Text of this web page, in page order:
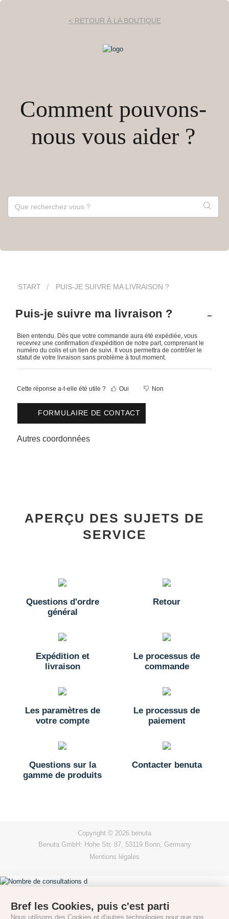
< RETOUR À LA BOUTIQUE
Comment pouvons-
nous vous aider ?
START PUIS-JE SUIVRE MA LIVRAISON ?
Puis-je suivre ma livraison ?
Bien entendu. Dès que votre commande aura été expédiée, vous
recevrez une confirmation d'expédition de notre part, comprenant le
numéro du colis et un lien de suivi. Il vous permettra de contrôler le
statut de votre livraison sans problème à tout moment.
Cette réponse a-t-elle été utile ? Oui Non
FORMULAIRE DE CONTACT
Autres coordonnées
APERÇU DES SUJETS DE
SERVICE
Questions d'ordre
général
Retour
Expédition et
livraison
Le processus de
commande
Les paramètres de
votre compte
Le processus de
paiement
Questions sur la
gamme de produits
Contacter benuta
Copyright © 2026 benuta
Benuta GmbH: Hohe Str. 87, 53119 Bonn, Germany
Mentions légales
Bref les Cookies, puis c'est parti
Nous utilisons des Cookies et d'autres technologies pour que nos